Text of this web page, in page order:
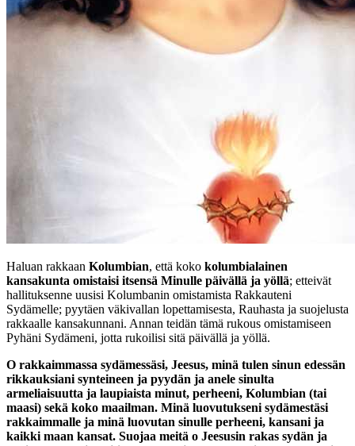
Haluan rakkaan Kolumbian, että koko kolumbialainen
kansakunta omistaisi itsensä Minulle päivällä ja yöllä; etteivät
hallituksenne uusisi Kolumbanin omistamista Rakkauteni
Sydämelle; pyytäen väkivallan lopettamisesta, Rauhasta ja suojelusta
rakkaalle kansakunnani. Annan teidän tämä rukous omistamiseen
Pyhäni Sydämeni, jotta rukoilisi sitä päivällä ja yöllä.
O rakkaimmassa sydämessäsi, Jeesus, minä tulen sinun edessän
rikkauksiani synteineen ja pyydän ja anele sinulta
armeliaisuutta ja laupiaista minut, perheeni, Kolumbian (tai
maasi) sekä koko maailman. Minä luovutukseni sydämestäsi
rakkaimmalle ja minä luovutan sinulle perheeni, kansani ja
kaikki maan kansat. Suojaa meitä o Jeesusin rakas sydän ja